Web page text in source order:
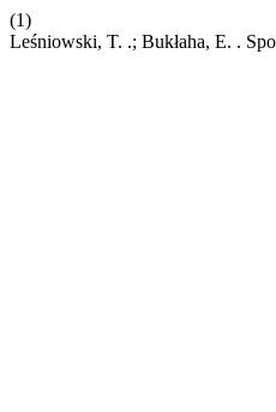
(1)
Leśniowski, T. .; Bukłaha, E. .